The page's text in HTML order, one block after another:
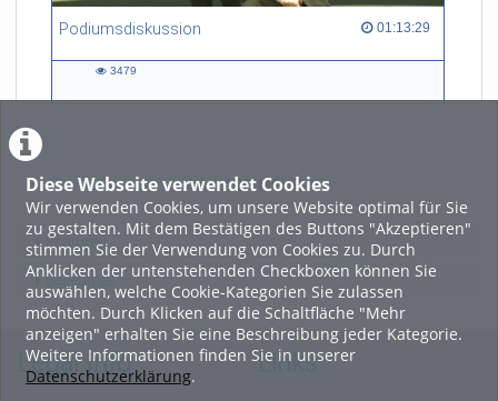
Diese Webseite verwendet Cookies
Wir verwenden Cookies, um unsere Website optimal für Sie
zu gestalten. Mit dem Bestätigen des Buttons "Akzeptieren"
stimmen Sie der Verwendung von Cookies zu. Durch
Anklicken der untenstehenden Checkboxen können Sie
auswählen, welche Cookie-Kategorien Sie zulassen
möchten. Durch Klicken auf die Schaltfläche "Mehr
anzeigen" erhalten Sie eine Beschreibung jeder Kategorie.
Weitere Informationen finden Sie in unserer
Datenschutzerklärung.
Podiumsdiskussion 01:13:29
01:13:29 duration
3479
LADE MEHR
Featured
Beliebtheit
Legal Info Links